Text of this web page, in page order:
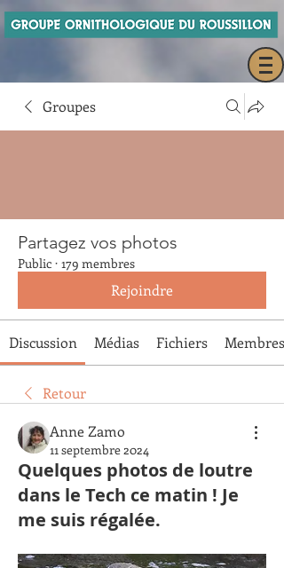
Groupes
Partagez vos photos
Public · 179 membres
Rejoindre
Discussion Médias Fichiers Membres
Retour
Anne Zamo
11 septembre 2024
Quelques photos de loutre
dans le Tech ce matin ! Je
me suis régalée.